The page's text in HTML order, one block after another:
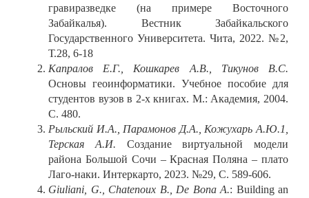
гравиразведке (на примере Восточного
Забайкалья). Вестник Забайкальского
Государственного Университета. Чита, 2022. №2,
Т.28, 6-18
Капралов Е.Г., Кошкарев А.В., Тикунов В.С.
Основы геоинформатики. Учебное пособие для
студентов вузов в 2-х книгах. М.: Академия, 2004.
C. 480.
Рыльский И.А., Парамонов Д.А., Кожухарь А.Ю.1,
Терская А.И. Создание виртуальной модели
района Большой Сочи – Красная Поляна – плато
Лаго-наки. Интеркарто, 2023. №29, С. 589-606.
Giuliani, G., Chatenoux B., De Bona A.: Building an